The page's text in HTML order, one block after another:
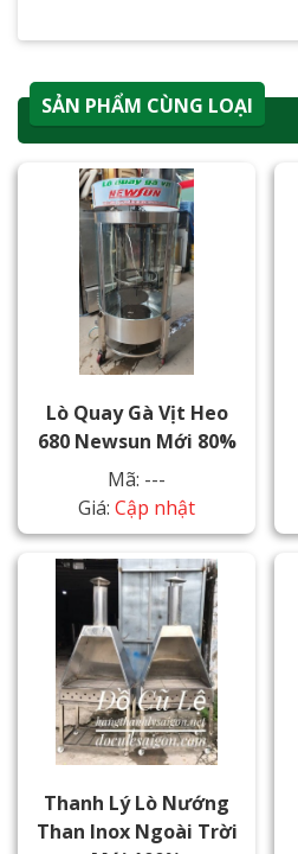
SẢN PHẨM CÙNG LOẠI
Lò Quay Gà Vịt Heo
680 Newsun Mới 80%
Mã: ---
Giá: Cập nhật
Thanh Lý Lò Nướng
Than Inox Ngoài Trời